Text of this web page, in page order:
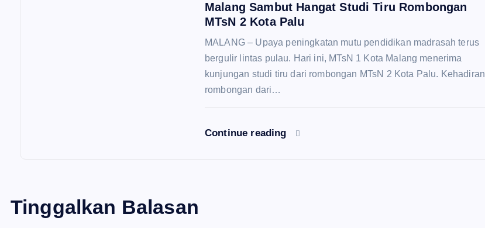
Malang Sambut Hangat Studi Tiru Rombongan
MTsN 2 Kota Palu
MALANG – Upaya peningkatan mutu pendidikan madrasah terus
bergulir lintas pulau. Hari ini, MTsN 1 Kota Malang menerima
kunjungan studi tiru dari rombongan MTsN 2 Kota Palu. Kehadiran
rombongan dari…
Continue reading
Tinggalkan Balasan